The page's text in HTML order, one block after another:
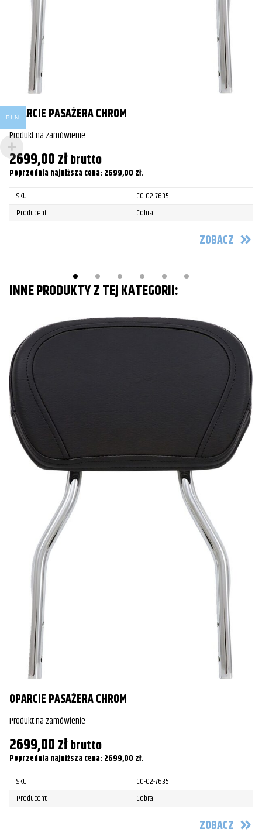
OPARCIE PASAŻERA CHROM
Produkt na zamówienie
2699,00złbrutto
Poprzednia najniższa cena: 2699,00 zł.
SKU:
CO-02-7635
Producent:
Cobra
ZOBACZ
INNE PRODUKTY Z TEJ KATEGORII:
OPARCIE PASAŻERA CHROM
Produkt na zamówienie
2699,00złbrutto
Poprzednia najniższa cena: 2699,00 zł.
SKU:
CO-02-7635
Producent:
Cobra
ZOBACZ
PLN